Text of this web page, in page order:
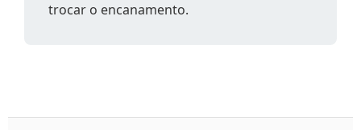
trocar o encanamento.